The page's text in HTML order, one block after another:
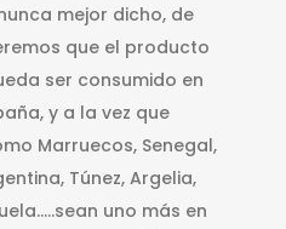
mejor dicho, de
que el producto
ser consumido en
y a la vez que
Marruecos, Senegal,
Túnez, Argelia,
uno más en